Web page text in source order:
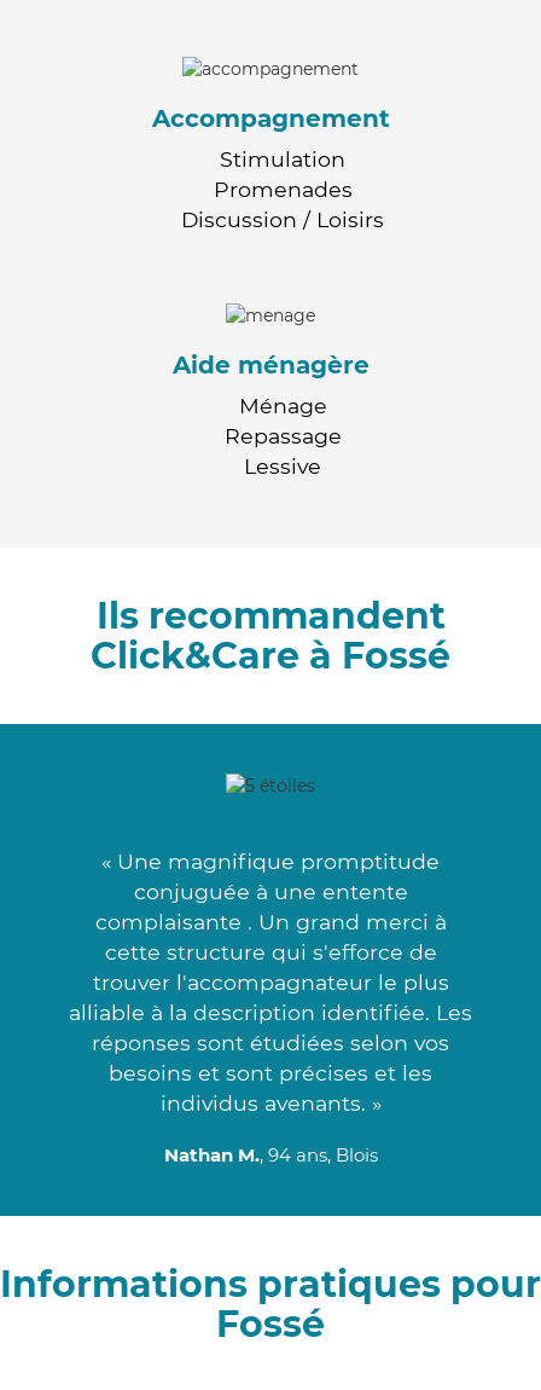
Accompagnement
Stimulation
Promenades
Discussion / Loisirs
Aide ménagère
Ménage
Repassage
Lessive
Ils recommandent
Click&Care à Fossé
« Une magnifique promptitude
conjuguée à une entente
complaisante . Un grand merci à
cette structure qui s'efforce de
trouver l'accompagnateur le plus
alliable à la description identifiée. Les
réponses sont étudiées selon vos
besoins et sont précises et les
individus avenants. »
Nathan M., 94 ans, Blois
Informations pratiques pour
Fossé